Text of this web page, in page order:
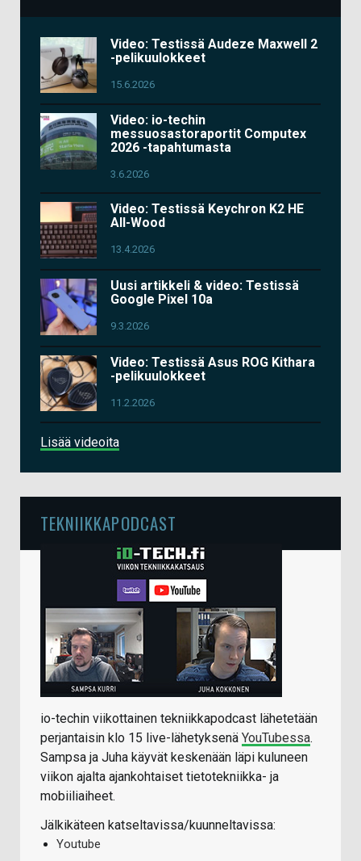
Video: Testissä Audeze Maxwell 2
-pelikuulokkeet
15.6.2026
Video: io-techin
messuosastoraportit Computex
2026 -tapahtumasta
3.6.2026
Video: Testissä Keychron K2 HE
All-Wood
13.4.2026
Uusi artikkeli & video: Testissä
Google Pixel 10a
9.3.2026
Video: Testissä Asus ROG Kithara
-pelikuulokkeet
11.2.2026
Lisää videoita
TEKNIIKKAPODCAST
io-techin viikottainen tekniikkapodcast lähetetään
perjantaisin klo 15 live-lähetyksenä YouTubessa.
Sampsa ja Juha käyvät keskenään läpi kuluneen
viikon ajalta ajankohtaiset tietotekniikka- ja
mobiiliaiheet.
Jälkikäteen katseltavissa/kuunneltavissa:
Youtube